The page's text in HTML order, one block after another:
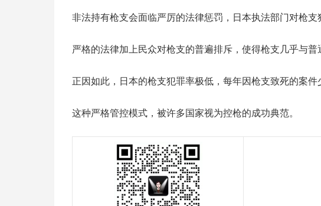
非法持有枪支会面临严厉的法律惩罚，日本执法部门对枪支
严格的法律加上民众对枪支的普遍排斥，使得枪支几乎与普
正因如此，日本的枪支犯罪率极低，每年因枪支致死的案件
这种严格管控模式，被许多国家视为控枪的成功典范。